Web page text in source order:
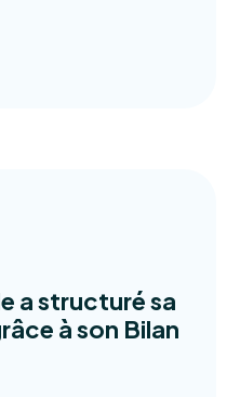
a structuré sa
à son Bilan